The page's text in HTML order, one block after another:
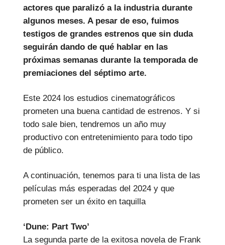
actores que paralizó a la industria durante
algunos meses. A pesar de eso, fuimos
testigos de grandes estrenos que sin duda
seguirán dando de qué hablar en las
próximas semanas durante la temporada de
premiaciones del séptimo arte.
Este 2024 los estudios cinematográficos
prometen una buena cantidad de estrenos. Y si
todo sale bien, tendremos un año muy
productivo con entretenimiento para todo tipo
de público.
A continuación, tenemos para ti una lista de las
películas más esperadas del 2024 y que
prometen ser un éxito en taquilla
‘Dune: Part Two’
La segunda parte de la exitosa novela de Frank